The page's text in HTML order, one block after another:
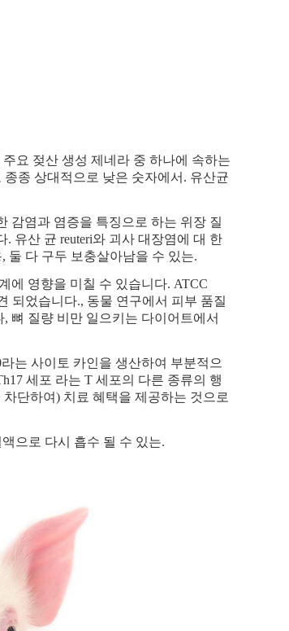
요 젖산 생성 제네라 중 하나에 속하는
종 상대적으로 낮은 숫자에서. 유산균
감염과 염증을 특징으로 하는 위장 질
유산 균 reuteri와 괴사 대장염에 대 한
둘 다 구두 보충살아남을 수 있는.
에 영향을 미칠 수 있습니다. ATCC
되었습니다., 동물 연구에서 피부 품질
뼈 질량 비만 일으키는 다이어트에서
는 사이토 카인을 생산하여 부분적으
세포 라는 T 세포의 다른 종류의 행
단하여) 치료 혜택을 제공하는 것으로
으로 다시 흡수 될 수 있는.